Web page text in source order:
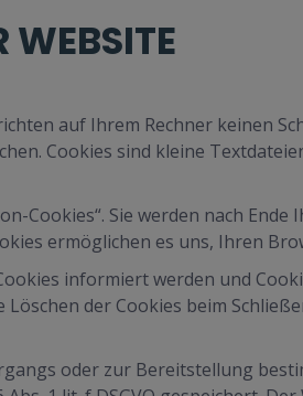
WEBSITE
auf Ihrem Rechner keinen
Cookies sind kleine
Cookies“. Sie werden nach
ermöglichen es uns, Ihren
informiert werden und
der Cookies beim
oder zur Bereitstellung